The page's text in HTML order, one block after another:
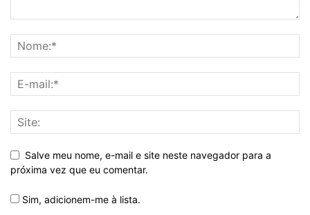
Salve meu nome, e-mail e site neste navegador para a
próxima vez que eu comentar.
Sim, adicionem-me à lista.